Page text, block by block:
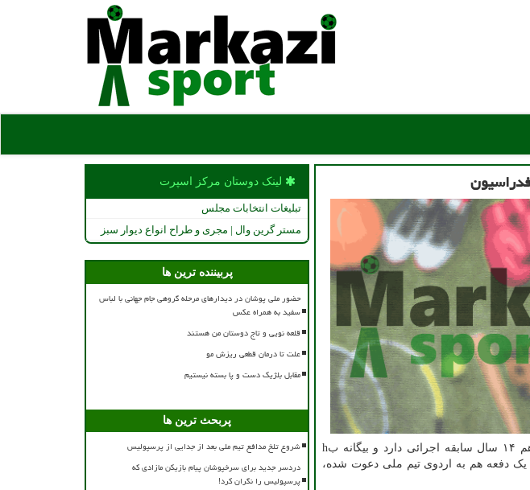
دارد. در صدا و سیما هم ۱۴ سال سابقه اجرائی دارد و بیگانه بh
است. از قهرمانان سابق ۱۰۰ و ۴۰۰ متر کشور بوده و یک دفعه هم به اردوی تیم ملی دعوت شده،
لینک دوستان مركز اسپرت
تبلیغات انتخابات مجلس
مستر گرین وال | مجری و طراح انواع دیوار سبز
پربیننده ترین ها
حضور ملی پوشان در دیدارهای مرحله گروهی جام جهانی با لباس
سفید به همراه عکس
قلعه نویی و تاج دوستان من هستند
علت تا درمان قطعی ریزش مو
مقابل بلژیک دست و پا بسته نیستیم
پربحث ترین ها
شروع تلخ مدافع تیم ملی بعد از جدایی از پرسپولیس
دردسر جدید برای سرخپوشان پیام بازیکن مازادی که
پرسپولیس را نگران کرد!